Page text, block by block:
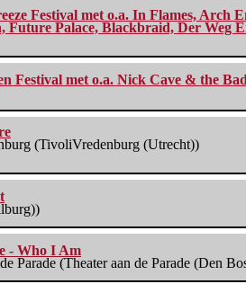
Festival met o.a. In Flames, Arch
Future Palace, Blackbraid, Der
Festival met o.a. Nick Cave & the
(TivoliVredenburg (Utrecht))
- Who I Am
Parade (Theater aan de Parade (Den